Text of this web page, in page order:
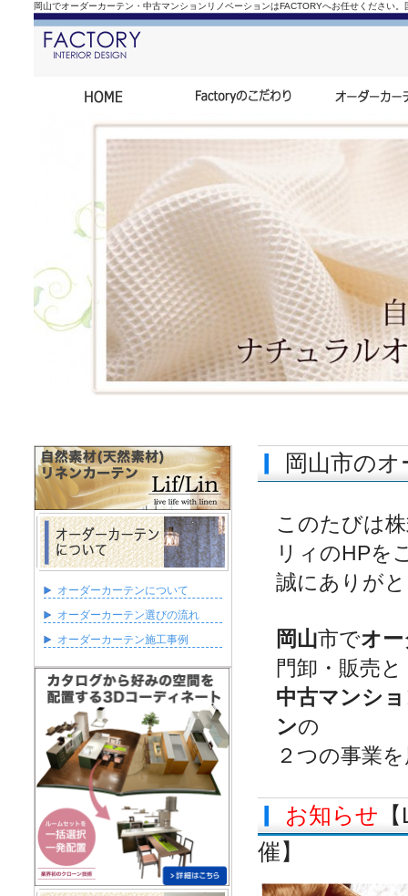
岡山でオーダーカーテン・中古マンションリノベーションはFACTORYへお任せください
岡山市の
このたびは
リィのHPを
誠にありが
岡山市でオ
門卸・販売と
中古マンシ
ンの
２つの事業
お知らせ
催】
オーダーカーテンについて
オーダーカーテン選びの流れ
オーダーカーテン施工事例